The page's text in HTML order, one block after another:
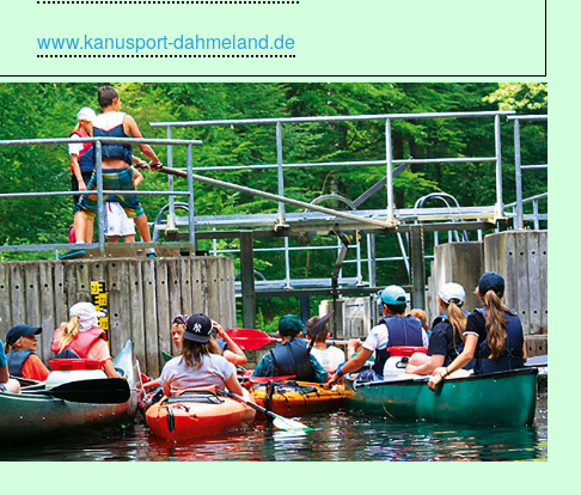
www.kanusport-dahmeland.de